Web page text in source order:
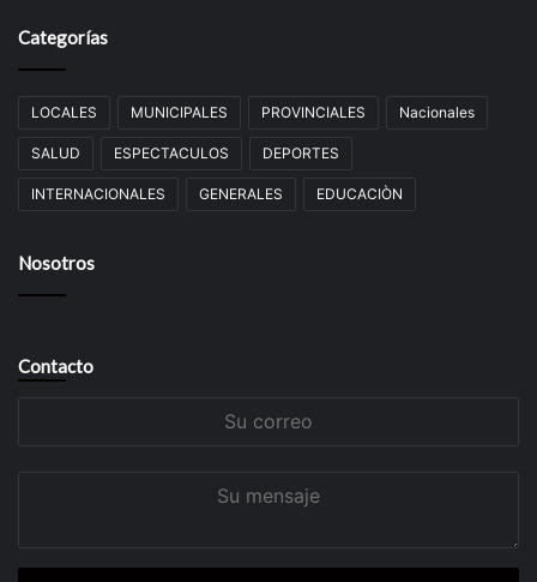
Categorías
LOCALES MUNICIPALES PROVINCIALES Nacionales
SALUD ESPECTACULOS DEPORTES
INTERNACIONALES GENERALES EDUCACIÒN
Nosotros
Contacto